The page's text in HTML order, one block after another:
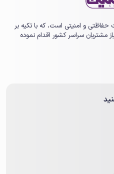
و امنیتی است، که با تکیه بر
مشتریان سراسر کشور اقدام نموده